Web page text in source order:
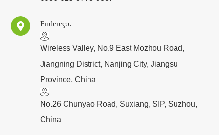
 Endereço:
​Wireless Valley, No.9 East Mozhou Road,
Jiangning District, Nanjing City, Jiangsu
Province, China
No.26 Chunyao Road, Suxiang, SIP, Suzhou,
China